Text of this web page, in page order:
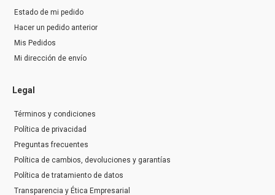
Estado de mi pedido
Hacer un pedido anterior
Mis Pedidos
Mi dirección de envío
Legal
Términos y condiciones
Política de privacidad
Preguntas frecuentes
Política de cambios, devoluciones y garantías
Política de tratamiento de datos
Transparencia y Ética Empresarial